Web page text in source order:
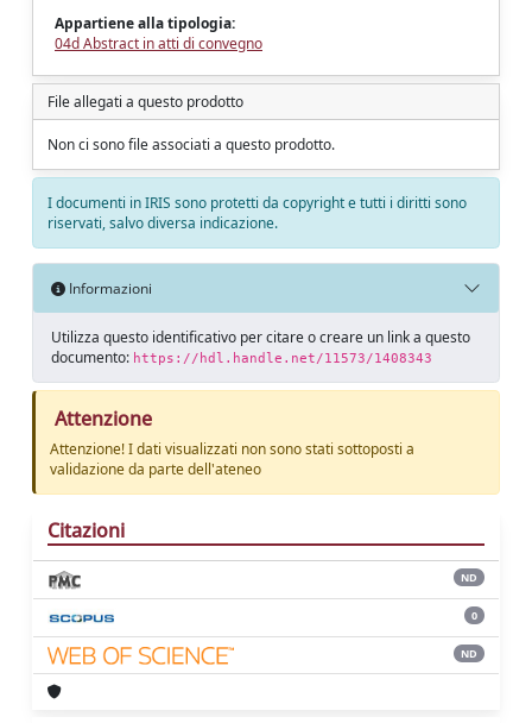
Appartiene alla tipologia:
04d Abstract in atti di convegno
File allegati a questo prodotto
Non ci sono file associati a questo prodotto.
I documenti in IRIS sono protetti da copyright e tutti i diritti sono
riservati, salvo diversa indicazione.
Informazioni
Utilizza questo identificativo per citare o creare un link a questo
documento: https://hdl.handle.net/11573/1408343
Attenzione
Attenzione! I dati visualizzati non sono stati sottoposti a
validazione da parte dell'ateneo
Citazioni
ND
0
ND